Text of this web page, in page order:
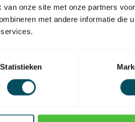
onze site met onze partners
met andere informatie die
Statistieken
SELVE
Selve SEL Plus